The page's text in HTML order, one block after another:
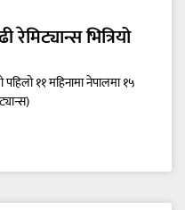
भित्रियो
११ महिनामा नेपालमा १५